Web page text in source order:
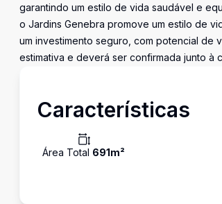
garantindo um estilo de vida saudável e
o Jardins Genebra promove um estilo de
um investimento seguro, com potencial de
estimativa e deverá ser confirmada junto
Características
Área Total 691m²